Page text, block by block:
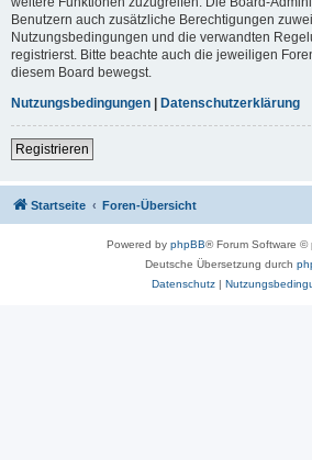
Benutzern auch zusätzliche Berechtigungen
Nutzungsbedingungen und die verwandten
registrierst. Bitte beachte auch die jeweiligen
diesem Board bewegst.
Nutzungsbedingungen | Datenschutzerklärung
Registrieren
Startseite Foren-Übersicht
Powered by phpBB® Forum Software ©
Deutsche Übersetzung durch
Datenschutz|